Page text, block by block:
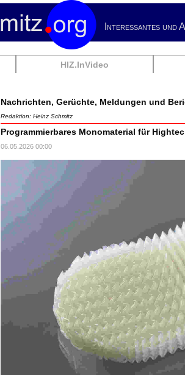
Interessantes und
HIZ.InVideo
Nachrichten, Gerüchte, Meldungen und
Redaktion: Heinz Schmitz
Programmierbares Monomaterial für
06.05.2026 00:00